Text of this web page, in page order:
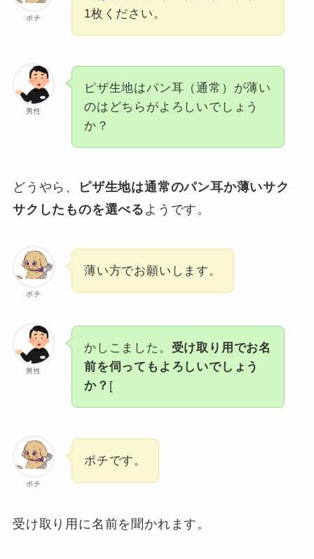
ポチ
1枚ください。
男性
ピザ生地はパン耳（通常）が薄い
のはどちらがよろしいでしょう
か？
どうやら、
ピザ生地は通常のパン耳か薄いサク
サクしたものを選べる ようです。
ポチ
薄い方でお願いします。
男性
かしこました。 受け取り用でお名
前を伺ってもよろしいでしょう
か？ [
ポチ
ポチです。
受け取り用に名前を聞かれます。